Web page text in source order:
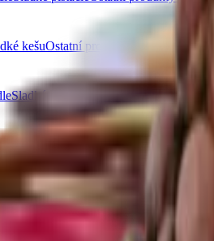
kešuOstatní produkty z kešu
Sladké mandle Ostatní produkty z mandlí